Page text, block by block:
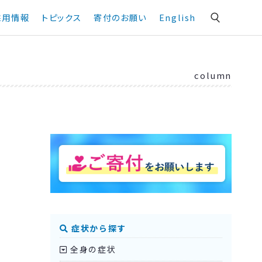
情報 トピックス 寄付のお願い English
column
症状から探す
全身の症状